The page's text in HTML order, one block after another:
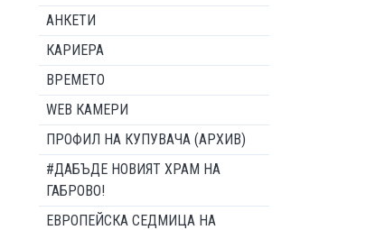
АНКЕТИ
КАРИЕРА
ВРЕМЕТО
WEB КАМЕРИ
ПРОФИЛ НА КУПУВАЧА (АРХИВ)
#ДАБЪДЕ НОВИЯТ ХРАМ НА
ГАБРОВО!
ЕВРОПЕЙСКА СЕДМИЦА НА